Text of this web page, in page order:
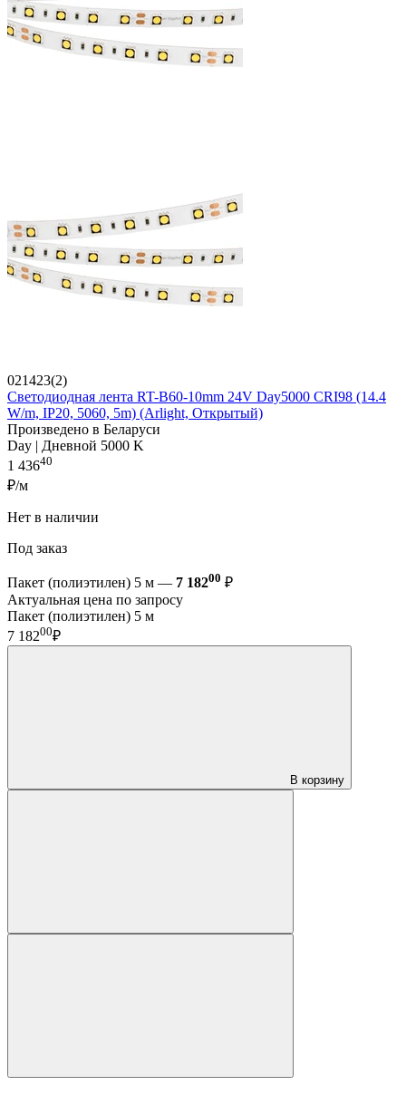
021423(2)
Светодиодная лента RT-B60-10mm 24V Day5000 CRI98 (14.4
W/m, IP20, 5060, 5m) (Arlight, Открытый)
Произведено в Беларуси
Day | Дневной 5000 K
1 43640
₽/м
Нет в наличии
Под заказ
Пакет (полиэтилен) 5 м — 7 18200 ₽
Актуальная цена по запросу
Пакет (полиэтилен) 5 м
7 18200₽
В корзину